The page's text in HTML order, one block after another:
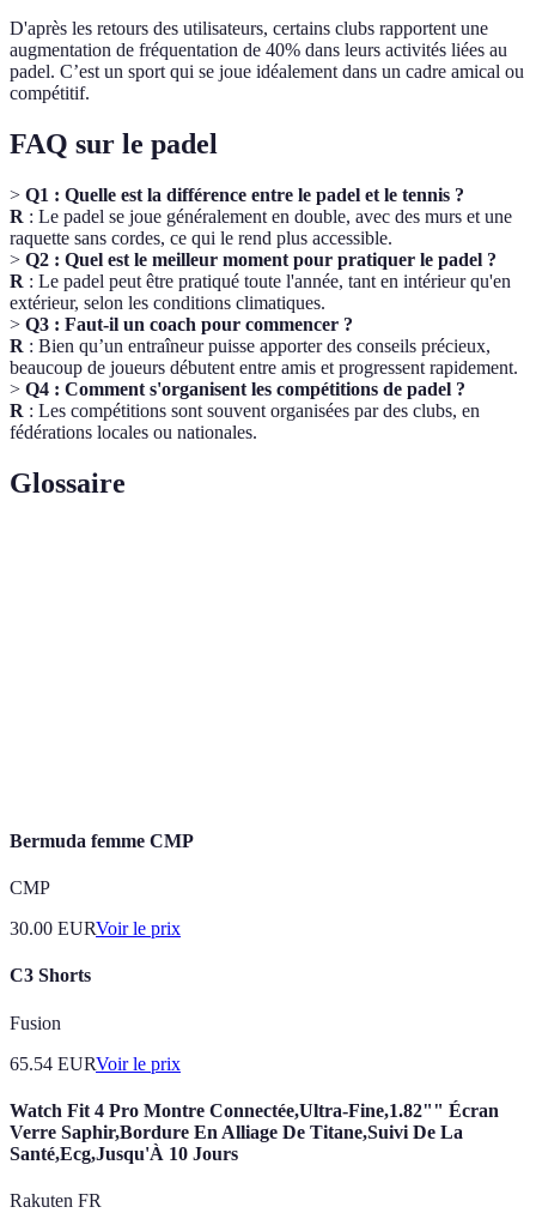
D'après les retours des utilisateurs, certains clubs rapportent une
augmentation de fréquentation de 40% dans leurs activités liées au
padel. C’est un sport qui se joue idéalement dans un cadre amical ou
compétitif.
FAQ sur le padel
> Q1 : Quelle est la différence entre le padel et le tennis ?
R : Le padel se joue généralement en double, avec des murs et une
raquette sans cordes, ce qui le rend plus accessible.
> Q2 : Quel est le meilleur moment pour pratiquer le padel ?
R : Le padel peut être pratiqué toute l'année, tant en intérieur qu'en
extérieur, selon les conditions climatiques.
> Q3 : Faut-il un coach pour commencer ?
R : Bien qu’un entraîneur puisse apporter des conseils précieux,
beaucoup de joueurs débutent entre amis et progressent rapidement.
> Q4 : Comment s'organisent les compétitions de padel ?
R : Les compétitions sont souvent organisées par des clubs, en
fédérations locales ou nationales.
Glossaire
Bermuda femme CMP
CMP
30.00 EURVoir le prix
C3 Shorts
Fusion
65.54 EURVoir le prix
Watch Fit 4 Pro Montre Connectée,Ultra-Fine,1.82"" Écran
Verre Saphir,Bordure En Alliage De Titane,Suivi De La
Santé,Ecg,Jusqu'À 10 Jours
Rakuten FR